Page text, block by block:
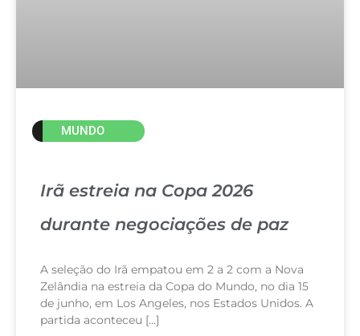
MUNDO
Irã estreia na Copa 2026
durante negociações de paz
A seleção do Irã empatou em 2 a 2 com a Nova
Zelândia na estreia da Copa do Mundo, no dia 15
de junho, em Los Angeles, nos Estados Unidos. A
partida aconteceu […]